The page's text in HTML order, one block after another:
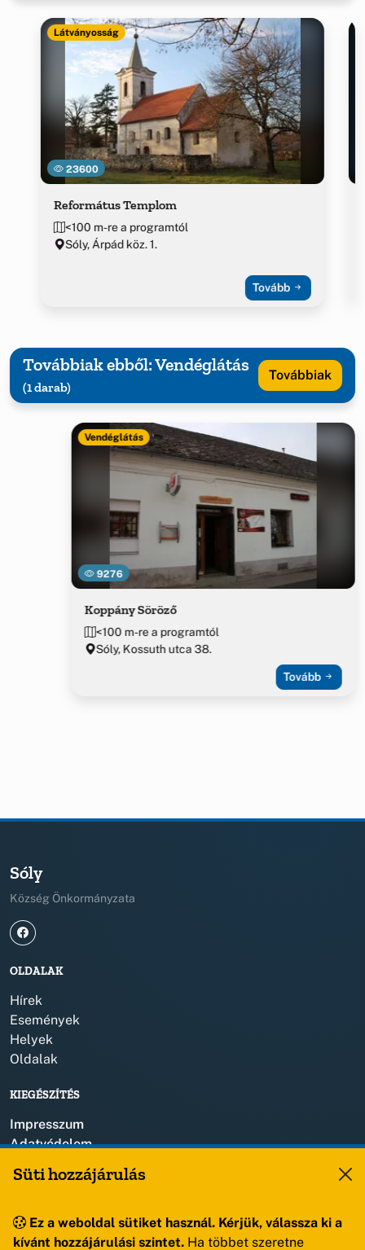
23600
Látványosság
Református Templom
<100 m-re a programtól
Sóly, Árpád köz. 1.
Tovább
Továbbiak ebből: Vendéglátás
(1 darab)
Továbbiak
9276
Vendéglátás
Koppány Söröző
<100 m-re a programtól
Sóly, Kossuth utca 38.
Tovább
Sóly
Község Önkormányzata
OLDALAK
Hírek
Események
Helyek
Oldalak
KIEGÉSZÍTÉS
Impresszum
Adatvédelem
+36 88 459 150
Süti hozzájárulás
Ez a weboldal sütiket használ. Kérjük, válassza ki a
kívánt hozzájárulási szintet. Ha többet szeretne